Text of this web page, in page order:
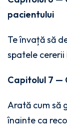
pacientului
Te învață să
spatele
Capitolul 7 —
Arată cum să
înainte ca